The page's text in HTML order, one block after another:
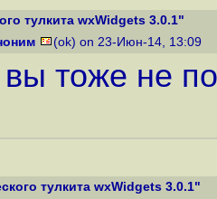
тулкита wxWidgets 3.0.1"
(ok) on 23-Июн-14, 13:09
вы тоже не
тулкита wxWidgets 3.0.1"